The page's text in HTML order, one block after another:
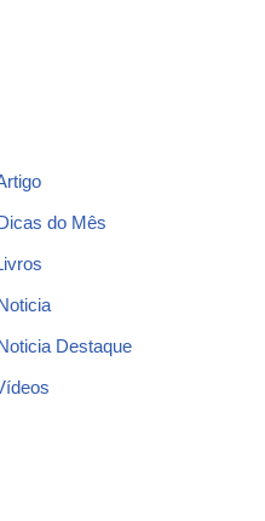
do Mês
Destaque